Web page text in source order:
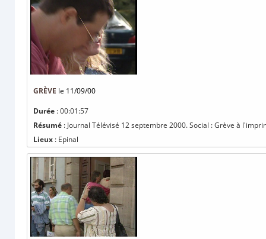
GRÈVE le 11/09/00
Durée : 00:01:57
Résumé : Journal Télévisé 12 septembre 2000. Social : Grève à
Lieux : Epinal